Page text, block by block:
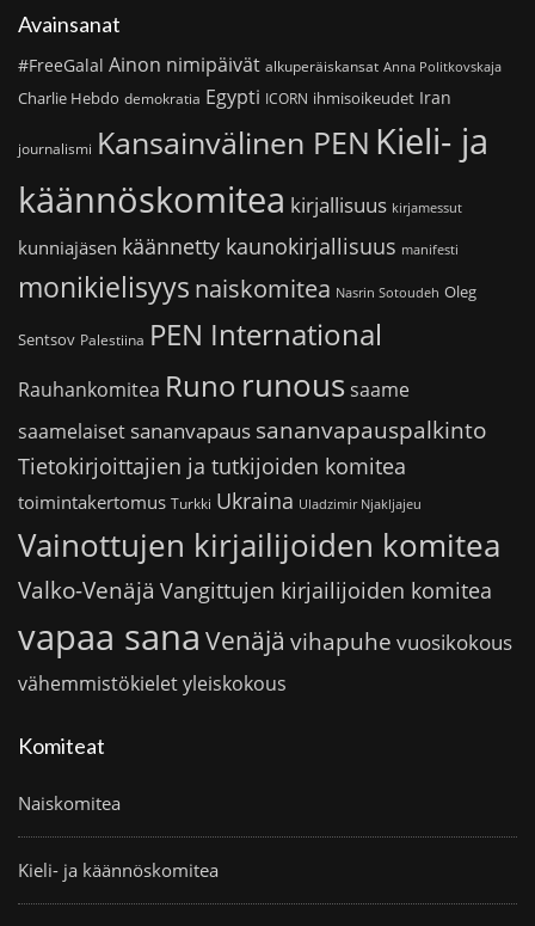
Avainsanat
#FreeGalal Ainon nimipäivät alkuperäiskansat Anna Politkovskaja
Charlie Hebdo demokratia Egypti ICORN ihmisoikeudet Iran
journalismi Kansainvälinen PEN Kieli- ja
käännöskomitea kirjallisuus kirjamessut
kunniajäsen käännetty kaunokirjallisuus manifesti
monikielisyys naiskomitea Nasrin Sotoudeh Oleg
Sentsov Palestiina PEN International
Rauhankomitea Runo runoussaame
saamelaiset sananvapaus sananvapauspalkinto
Tietokirjoittajien ja tutkijoiden komitea
toimintakertomus Turkki Ukraina Uladzimir Njakljajeu
Vainottujen kirjailijoiden komitea
Valko-Venäjä Vangittujen kirjailijoiden komitea
vapaa sana Venäjä vihapuhe vuosikokous
vähemmistökieletyleiskokous
Komiteat
Naiskomitea
Kieli- ja käännöskomitea